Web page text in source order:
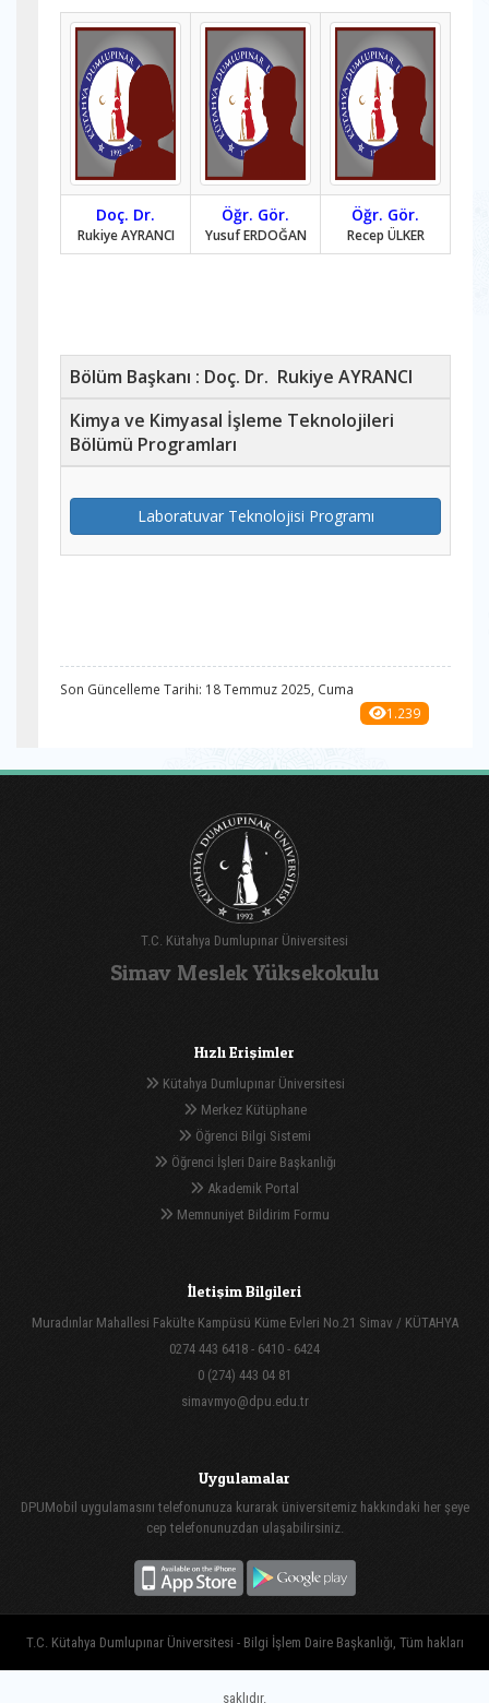
Doç. Dr.
Rukiye AYRANCI
Öğr. Gör.
Yusuf ERDOĞAN
Öğr. Gör.
Recep ÜLKER
Bölüm Başkanı : Doç. Dr. Rukiye AYRANCI
Kimya ve Kimyasal İşleme Teknolojileri
Bölümü Programları
Laboratuvar Teknolojisi Programı
Son Güncelleme Tarihi: 18 Temmuz 2025, Cuma
1.239
T.C. Kütahya Dumlupınar Üniversitesi
Simav Meslek Yüksekokulu
Hızlı Erişimler
Kütahya Dumlupınar Üniversitesi
Merkez Kütüphane
Öğrenci Bilgi Sistemi
Öğrenci İşleri Daire Başkanlığı
Akademik Portal
Memnuniyet Bildirim Formu
İletişim Bilgileri
Muradınlar Mahallesi Fakülte Kampüsü Küme Evleri No.21 Simav / KÜTAHYA
0274 443 6418 - 6410 - 6424
0 (274) 443 04 81
simavmyo@dpu.edu.tr
Uygulamalar
DPUMobil uygulamasını telefonunuza kurarak üniversitemiz hakkındaki her şeye
cep telefonunuzdan ulaşabilirsiniz.
T.C. Kütahya Dumlupınar Üniversitesi - Bilgi İşlem Daire Başkanlığı, Tüm hakları
saklıdır.